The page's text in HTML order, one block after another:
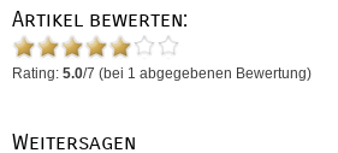
Artikel bewerten:
Rating: 5.0/7 (bei 1 abgegebenen Bewertung)
Weitersagen